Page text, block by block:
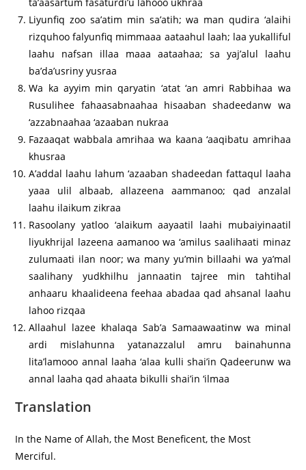
Liyunfiq zoo sa’atim min sa’atih; wa man qudira ‘alaihi
rizquhoo falyunfiq mimmaaa aataahul laah; laa yukalliful
laahu nafsan illaa maaa aataahaa; sa yaj’alul laahu
ba’da’usriny yusraa
Wa ka ayyim min qaryatin ‘atat ‘an amri Rabbihaa wa
Rusulihee fahaasabnaahaa hisaaban shadeedanw wa
‘azzabnaahaa ‘azaaban nukraa
Fazaaqat wabbala amrihaa wa kaana ‘aaqibatu amrihaa
khusraa
A’addal laahu lahum ‘azaaban shadeedan fattaqul laaha
yaaa ulil albaab, allazeena aammanoo; qad anzalal
laahu ilaikum zikraa
Rasoolany yatloo ‘alaikum aayaatil laahi mubaiyinaatil
liyukhrijal lazeena aamanoo wa ‘amilus saalihaati minaz
zulumaati ilan noor; wa many yu’min billaahi wa ya’mal
saalihany yudkhilhu jannaatin tajree min tahtihal
anhaaru khaalideena feehaa abadaa qad ahsanal laahu
lahoo rizqaa
Allaahul lazee khalaqa Sab’a Samaawaatinw wa minal
ardi mislahunna yatanazzalul amru bainahunna
lita’lamooo annal laaha ‘alaa kulli shai’in Qadeerunw wa
annal laaha qad ahaata bikulli shai’in ‘ilmaa
Translation
In the Name of Allah, the Most Beneficent, the Most
Merciful.